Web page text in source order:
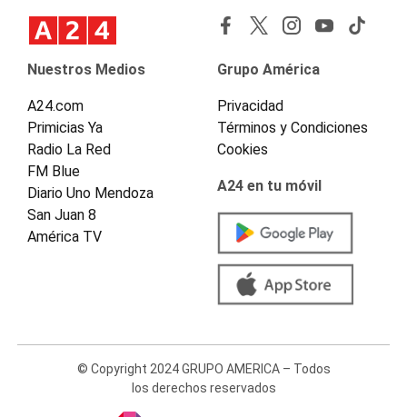
Nuestros Medios
A24.com
Primicias Ya
Radio La Red
FM Blue
Diario Uno Mendoza
San Juan 8
América TV
Grupo América
Privacidad
Términos y Condiciones
Cookies
A24 en tu móvil
© Copyright 2024 GRUPO AMERICA – Todos
los derechos reservados